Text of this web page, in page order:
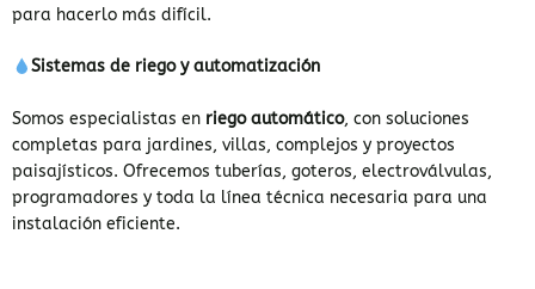
para hacerlo más difícil.
Sistemas de riego y automatización
Somos especialistas en riego automático, con soluciones
completas para jardines, villas, complejos y proyectos
paisajísticos. Ofrecemos tuberías, goteros, electroválvulas,
programadores y toda la línea técnica necesaria para una
instalación eficiente.